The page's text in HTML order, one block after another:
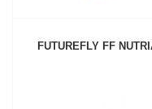
FUTUREFLY FF